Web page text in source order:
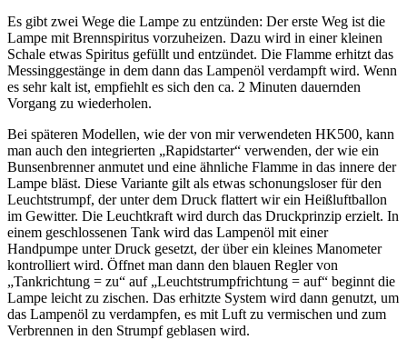
Es gibt zwei Wege die Lampe zu entzünden: Der erste Weg ist die
Lampe mit Brennspiritus vorzuheizen. Dazu wird in einer kleinen
Schale etwas Spiritus gefüllt und entzündet. Die Flamme erhitzt das
Messinggestänge in dem dann das Lampenöl verdampft wird. Wenn
es sehr kalt ist, empfiehlt es sich den ca. 2 Minuten dauernden
Vorgang zu wiederholen.
Bei späteren Modellen, wie der von mir verwendeten HK500, kann
man auch den integrierten „Rapidstarter“ verwenden, der wie ein
Bunsenbrenner anmutet und eine ähnliche Flamme in das innere der
Lampe bläst. Diese Variante gilt als etwas schonungsloser für den
Leuchtstrumpf, der unter dem Druck flattert wir ein Heißluftballon
im Gewitter. Die Leuchtkraft wird durch das Druckprinzip erzielt. In
einem geschlossenen Tank wird das Lampenöl mit einer
Handpumpe unter Druck gesetzt, der über ein kleines Manometer
kontrolliert wird. Öffnet man dann den blauen Regler von
„Tankrichtung = zu“ auf „Leuchtstrumpfrichtung = auf“ beginnt die
Lampe leicht zu zischen. Das erhitzte System wird dann genutzt, um
das Lampenöl zu verdampfen, es mit Luft zu vermischen und zum
Verbrennen in den Strumpf geblasen wird.